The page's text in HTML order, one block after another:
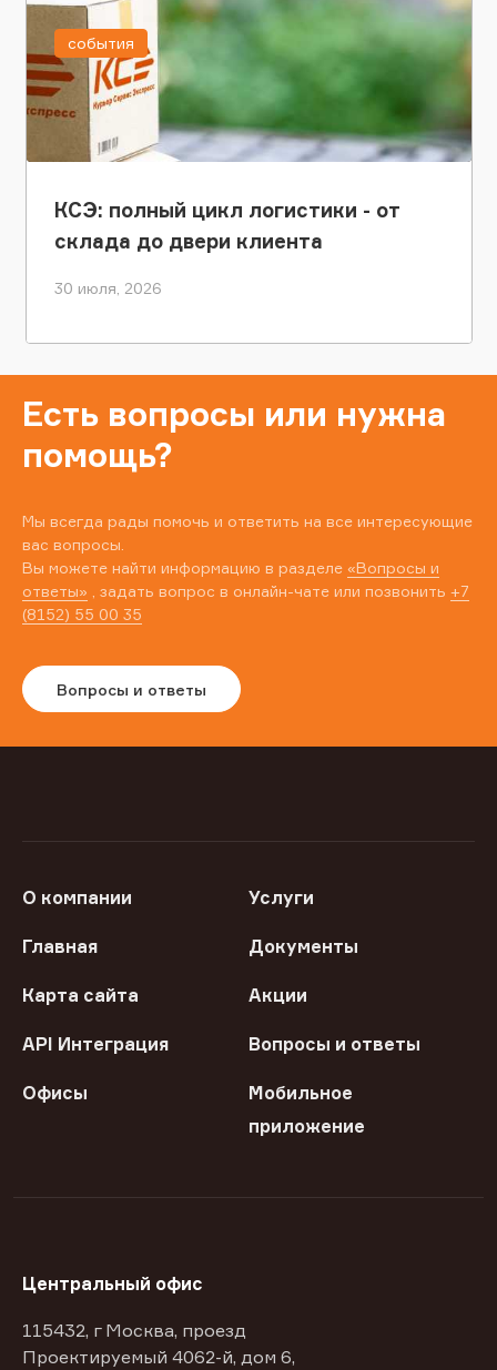
КСЭ: полный цикл логистики - от
склада до двери клиента
30 июля, 2026
события
Есть вопросы или нужна
помощь?
Мы всегда рады помочь и ответить на все интересующие
вас вопросы.
Вы можете найти информацию в разделе «Вопросы и
ответы» , задать вопрос в онлайн-чате или позвонить +7
(8152) 55 00 35
Вопросы и ответы
О компании Услуги
Главная Документы
Карта сайта Акции
API Интеграция Вопросы и ответы
Офисы
Мобильное
приложение
Центральный офис
115432, г Москва, проезд
Проектируемый 4062-й, дом 6,